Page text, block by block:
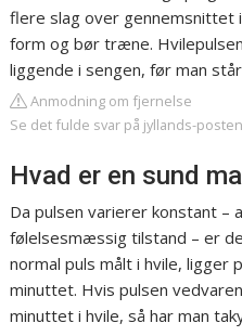
flere slag over gennemsnittet
form og bør træne.
liggende i sengen, før man
Anmodning om fjernelse
Se det fulde svar på jyllands-
Hvad er en sund
Da pulsen varierer konstant
følelsesmæssig tilstand – er
normal puls målt i hvile, ligger
minuttet. Hvis pulsen
minuttet i hvile, så har man